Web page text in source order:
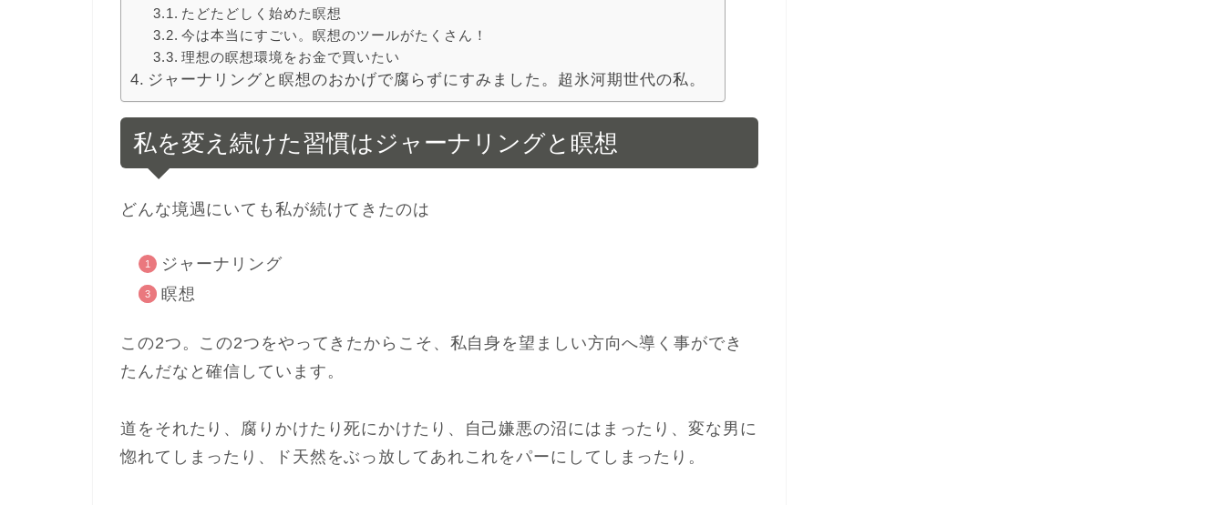
たどたどしく始めた瞑想
今は本当にすごい。瞑想のツールがたくさん！
理想の瞑想環境をお金で買いたい
ジャーナリングと瞑想のおかげで腐らずにすみました。超氷河期世代の私。
私を変え続けた習慣はジャーナリングと瞑想
どんな境遇にいても私が続けてきたのは
ジャーナリング
瞑想
この2つ。この2つをやってきたからこそ、私自身を望ましい方向へ導く事ができ
たんだなと確信しています。
道をそれたり、腐りかけたり死にかけたり、自己嫌悪の沼にはまったり、変な男に
惚れてしまったり、ド天然をぶっ放してあれこれをパーにしてしまったり。